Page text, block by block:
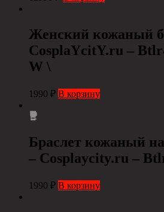
Женский кожаный
СosplaYcitY.ru –
W \
1990 ₽ В корзину
Браслет кожаный
– Cosplaycity.ru –
1990 ₽ В корзину